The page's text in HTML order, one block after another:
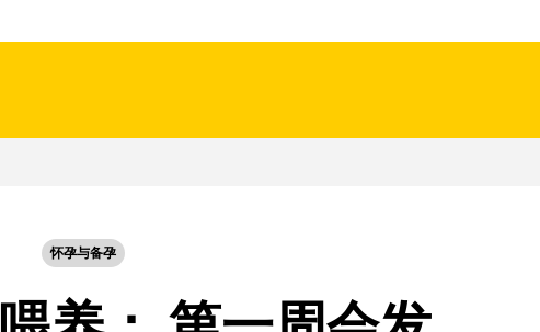
怀孕与备孕